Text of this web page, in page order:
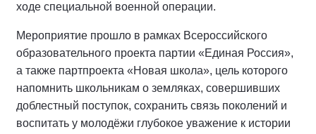
ходе специальной военной операции.
Мероприятие прошло в рамках Всероссийского
образовательного проекта партии «Единая Россия»,
а также партпроекта «Новая школа», цель которого
напомнить школьникам о земляках, совершивших
доблестный поступок, сохранить связь поколений и
воспитать у молодёжи глубокое уважение к истории